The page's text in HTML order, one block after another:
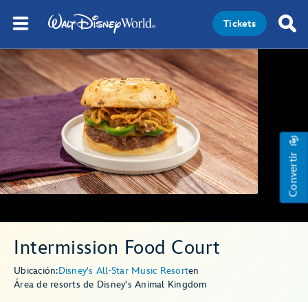
Tickets
Convertir
Intermission Food Court
Ubicación:Disney's All-Star Music Resorten
Área de resorts de Disney's Animal Kingdom